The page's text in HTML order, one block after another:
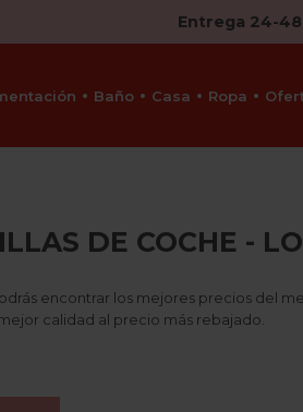
Entrega 24-
Baño Casa Ropa
DE COCHE -
encontrar los mejores precios del
calidad al precio más rebajado.